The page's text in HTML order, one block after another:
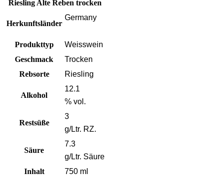
Riesling Alte Reben trocken
Herkunftsländer
Germany
Produkttyp
Weisswein
Geschmack
Trocken
Rebsorte
Riesling
Alkohol
12.1
% vol.
Restsüße
3
g/Ltr. RZ.
Säure
7.3
g/Ltr. Säure
Inhalt
750 ml